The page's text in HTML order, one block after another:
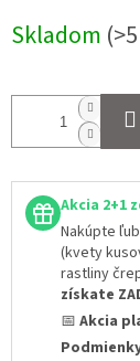
cena:
Skladom
Akcia 2+1
Nakúpte
(kvety
rastliny
získate
📅 Akcia